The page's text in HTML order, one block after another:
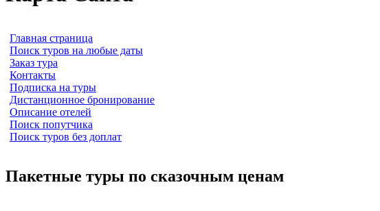
Главная страница
Поиск туров на любые даты
Заказ тура
Контакты
Подписка на туры
Дистанционное бронирование
Описание отелей
Поиск попутчика
Поиск туров без доплат
Пакетные туры по сказочным ценам